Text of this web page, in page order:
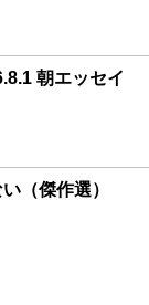
朝エッセイ
（傑作選）